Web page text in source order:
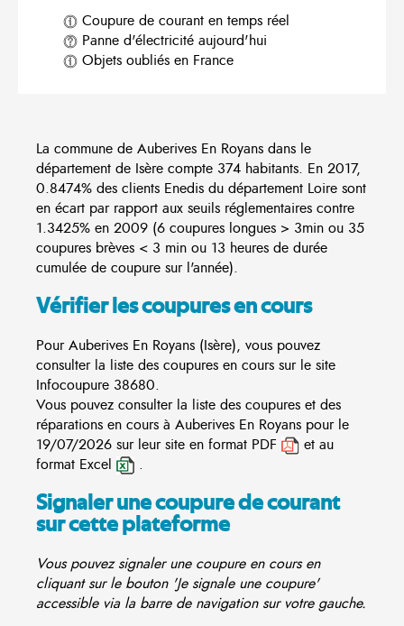
Coupure de courant en temps réel
Panne d'électricité aujourd'hui
Objets oubliés en France
La commune de Auberives En Royans dans le
département de Isère compte 374 habitants. En 2017,
0.8474% des clients Enedis du département Loire sont
en écart par rapport aux seuils réglementaires contre
1.3425% en 2009 (6 coupures longues > 3min ou 35
coupures brèves < 3 min ou 13 heures de durée
cumulée de coupure sur l'année).
Vérifier les coupures en cours
Pour Auberives En Royans (Isère), vous pouvez
consulter la liste des coupures en cours sur le site
Infocoupure 38680.
Vous pouvez consulter la liste des coupures et des
réparations en cours à Auberives En Royans pour le
19/07/2026 sur leur site en format PDF
et au
format Excel
.
Signaler une coupure de courant
sur cette plateforme
Vous pouvez signaler une coupure en cours en
cliquant sur le bouton 'Je signale une coupure'
accessible via la barre de navigation sur votre gauche.